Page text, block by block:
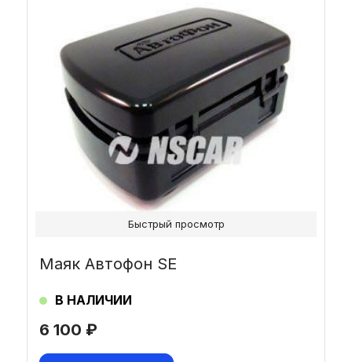
6 100 ₽
Маяк Автофон SE
В НАЛИЧИИ
Быстрый просмотр